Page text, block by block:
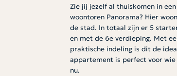
Zie jij jezelf al thuiskomen in
woontoren Panorama? Hier
de stad. In totaal zijn er 5
en met de 6e verdieping. Met
praktische indeling is dit de
appartement is perfect voor
nu.